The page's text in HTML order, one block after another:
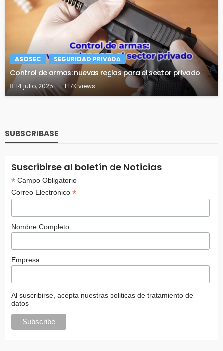
ASOSEC SEGURIDAD PRIVADA
Control de armas: nuevas reglas para el sector privado
14 julio, 2025 1.17K views
SUBSCRIBASE
Suscribirse al boletín de Noticias
*Campo Obligatorio
Correo Electrónico *
Nombre Completo
Empresa
Al suscribirse, acepta nuestras politicas de tratamiento de
datos